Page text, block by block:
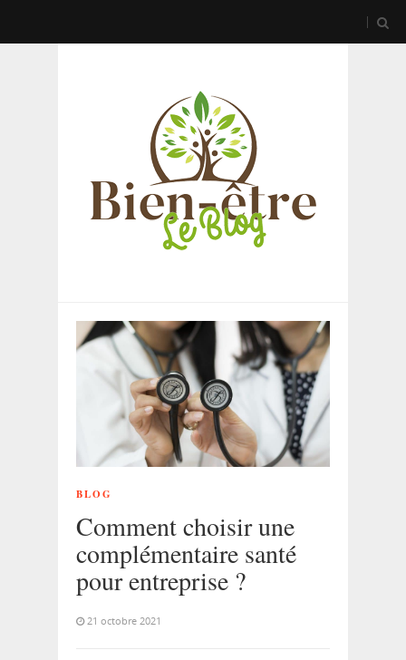
BLOG
Comment choisir une
complémentaire santé
pour entreprise ?
21 octobre 2021